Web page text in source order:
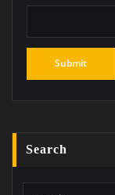
Search